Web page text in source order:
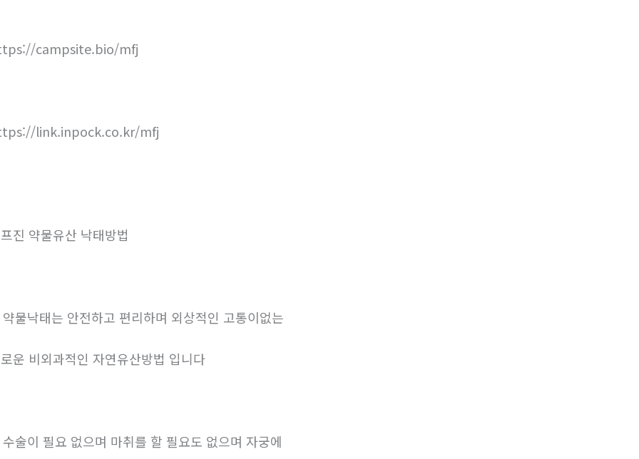
campsite.bio/mfj
link.inpock.co.kr/mfj
진 약물유산 낙태방법
약물낙태는 안전하고 편리하며 외상적인 고통이없는
운 비외과적인 자연유산방법 입니다
술이 필요 없으며 마취를 할 필요도 없으며 자궁에